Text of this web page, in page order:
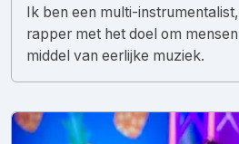
Ik ben een multi-
rapper met het doel om
middel van eerlijke muziek.